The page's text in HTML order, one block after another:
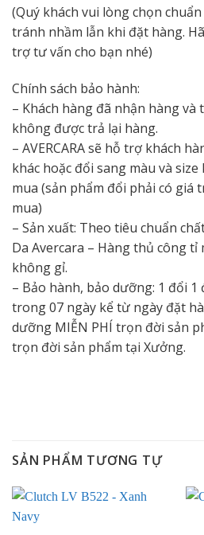
(Quý khách vui lòng chọn
tránh nhầm lẫn khi đặt hàng.
trợ tư vấn cho bạn nhé)
Chính sách bảo hành:
– Khách hàng đã nhận hàng
không được trả lại hàng.
– AVERCARA sẽ hỗ trợ khách
khác hoặc đổi sang màu và
mua (sản phẩm đổi phải có giá
mua)
– Sản xuất: Theo tiêu chuẩn
Da Avercara – Hàng thủ công tỉ
không gỉ.
– Bảo hành, bảo dưỡng: 1 đổi
trong 07 ngày kể từ ngày đặt
dưỡng MIỄN PHÍ trọn đời sản
trọn đời sản phẩm tại Xưởng.
SẢN PHẨM TƯƠNG TỰ